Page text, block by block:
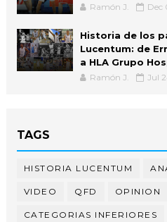
Ramón J. Dec
Historia de los
Lucentum: de
a HLA Grupo
Ramón J. Jul
TAGS
HISTORIA LUCENTUM
VIDEO QFD OPINION
CATEGORIAS INFERIORES